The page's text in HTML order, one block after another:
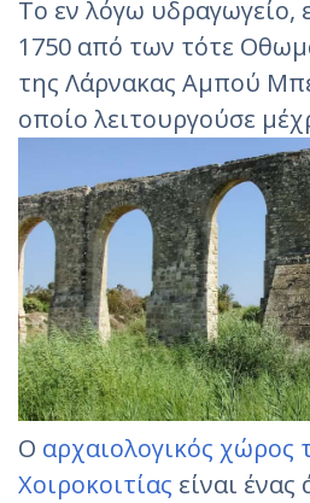
Το εν λόγω υδραγωγείο,
1750 από των τότε
της Λάρνακας Αμπού
οποίο λειτουργούσε
Ο αρχαιολογικός χώρος
Χοιροκοιτίας είναι